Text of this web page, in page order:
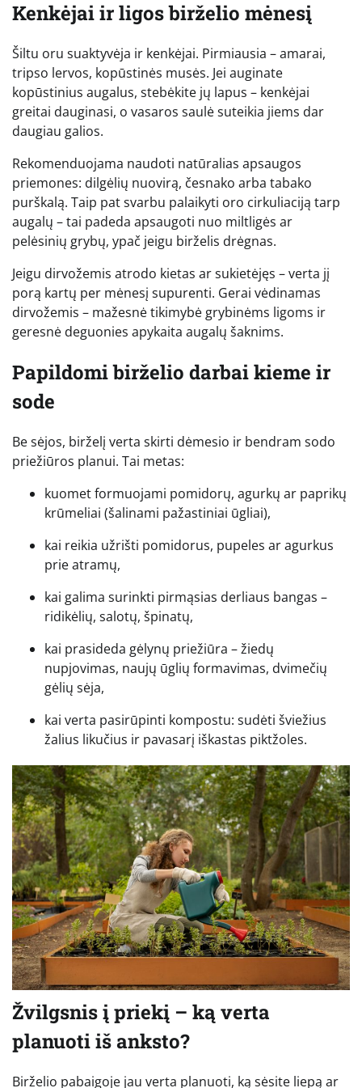
Kenkėjai ir ligos birželio mėnesį
Šiltu oru suaktyvėja ir kenkėjai. Pirmiausia – amarai,
tripso lervos, kopūstinės musės. Jei auginate
kopūstinius augalus, stebėkite jų lapus – kenkėjai
greitai dauginasi, o vasaros saulė suteikia jiems dar
daugiau galios.
Rekomenduojama naudoti natūralias apsaugos
priemones: dilgėlių nuovirą, česnako arba tabako
purškalą. Taip pat svarbu palaikyti oro cirkuliaciją tarp
augalų – tai padeda apsaugoti nuo miltligės ar
pelėsinių grybų, ypač jeigu birželis drėgnas.
Jeigu dirvožemis atrodo kietas ar sukietėjęs – verta jį
porą kartų per mėnesį supurenti. Gerai vėdinamas
dirvožemis – mažesnė tikimybė grybinėms ligoms ir
geresnė deguonies apykaita augalų šaknims.
Papildomi birželio darbai kieme ir
sode
Be sėjos, birželį verta skirti dėmesio ir bendram sodo
priežiūros planui. Tai metas:
kuomet formuojami pomidorų, agurkų ar paprikų
krūmeliai (šalinami pažastiniai ūgliai),
kai reikia užrišti pomidorus, pupeles ar agurkus
prie atramų,
kai galima surinkti pirmąsias derliaus bangas –
ridikėlių, salotų, špinatų,
kai prasideda gėlynų priežiūra – žiedų
nupjovimas, naujų ūglių formavimas, dvimečių
gėlių sėja,
kai verta pasirūpinti kompostu: sudėti šviežius
žalius likučius ir pavasarį iškastas piktžoles.
Žvilgsnis į priekį – ką verta
planuoti iš anksto?
Birželio pabaigoje jau verta planuoti, ką sėsite liepą ar